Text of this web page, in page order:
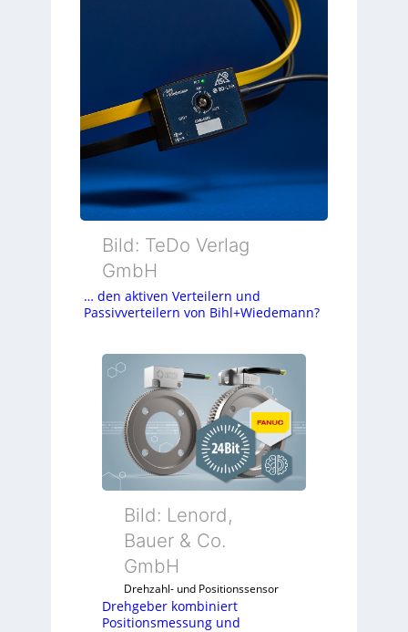
Bild: TeDo Verlag
GmbH
… den aktiven Verteilern und
Passivverteilern von Bihl+Wiedemann?
Bild: Lenord,
Bauer & Co.
GmbH
Drehzahl- und Positionssensor
Drehgeber kombiniert
Positionsmessung und